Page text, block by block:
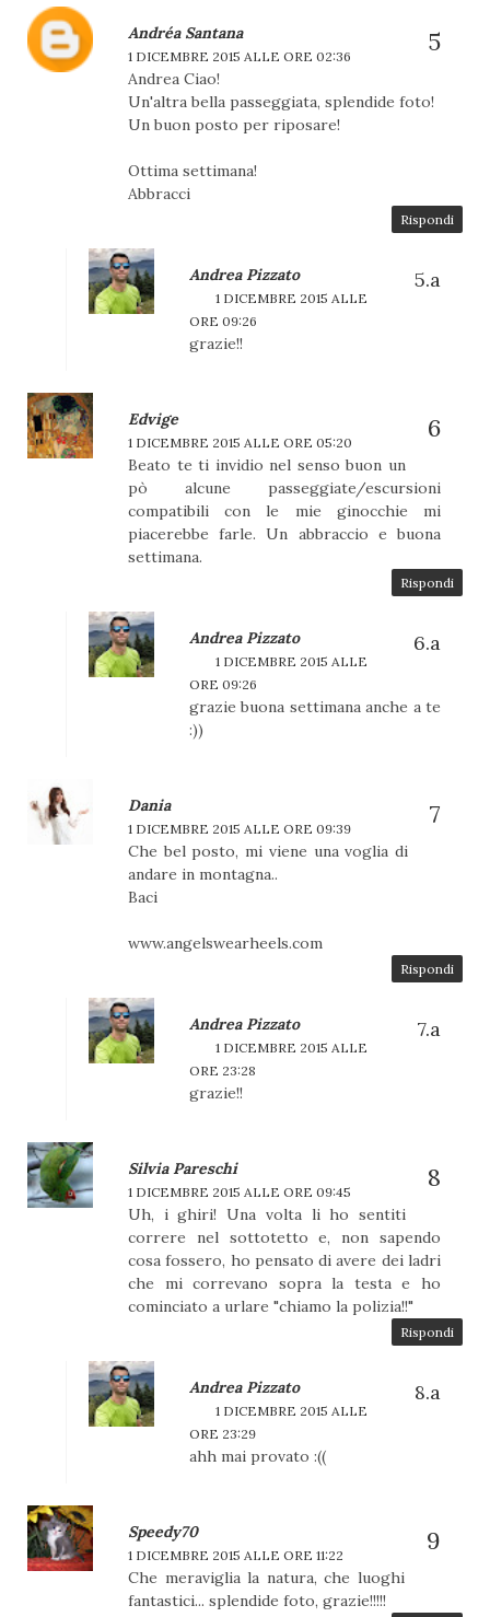
Andréa Santana
1 DICEMBRE 2015 ALLE ORE 02:36
Andrea Ciao!
Un'altra bella passeggiata, splendide foto!
Un buon posto per riposare!
Ottima settimana!
Abbracci
Rispondi
Andrea Pizzato
1 DICEMBRE 2015 ALLE
ORE 09:26
grazie!!
Edvige
1 DICEMBRE 2015 ALLE ORE 05:20
Beato te ti invidio nel senso buon un
pò alcune passeggiate/escursioni
compatibili con le mie ginocchie mi
piacerebbe farle. Un abbraccio e buona
settimana.
Rispondi
Andrea Pizzato
1 DICEMBRE 2015 ALLE
ORE 09:26
grazie buona settimana anche a te
:))
Dania
1 DICEMBRE 2015 ALLE ORE 09:39
Che bel posto, mi viene una voglia di
andare in montagna..
Baci
www.angelswearheels.com
Rispondi
Andrea Pizzato
1 DICEMBRE 2015 ALLE
ORE 23:28
grazie!!
Silvia Pareschi
1 DICEMBRE 2015 ALLE ORE 09:45
Uh, i ghiri! Una volta li ho sentiti
correre nel sottotetto e, non sapendo
cosa fossero, ho pensato di avere dei ladri
che mi correvano sopra la testa e ho
cominciato a urlare "chiamo la polizia!!"
Rispondi
Andrea Pizzato
1 DICEMBRE 2015 ALLE
ORE 23:29
ahh mai provato :((
Speedy70
1 DICEMBRE 2015 ALLE ORE 11:22
Che meraviglia la natura, che luoghi
fantastici... splendide foto, grazie!!!!!